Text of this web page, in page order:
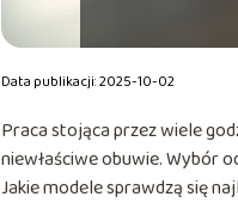
Data publikacji: 2025-10-02
Praca stojąca przez wiele
niewłaściwe obuwie. Wybór
Jakie modele sprawdzą się